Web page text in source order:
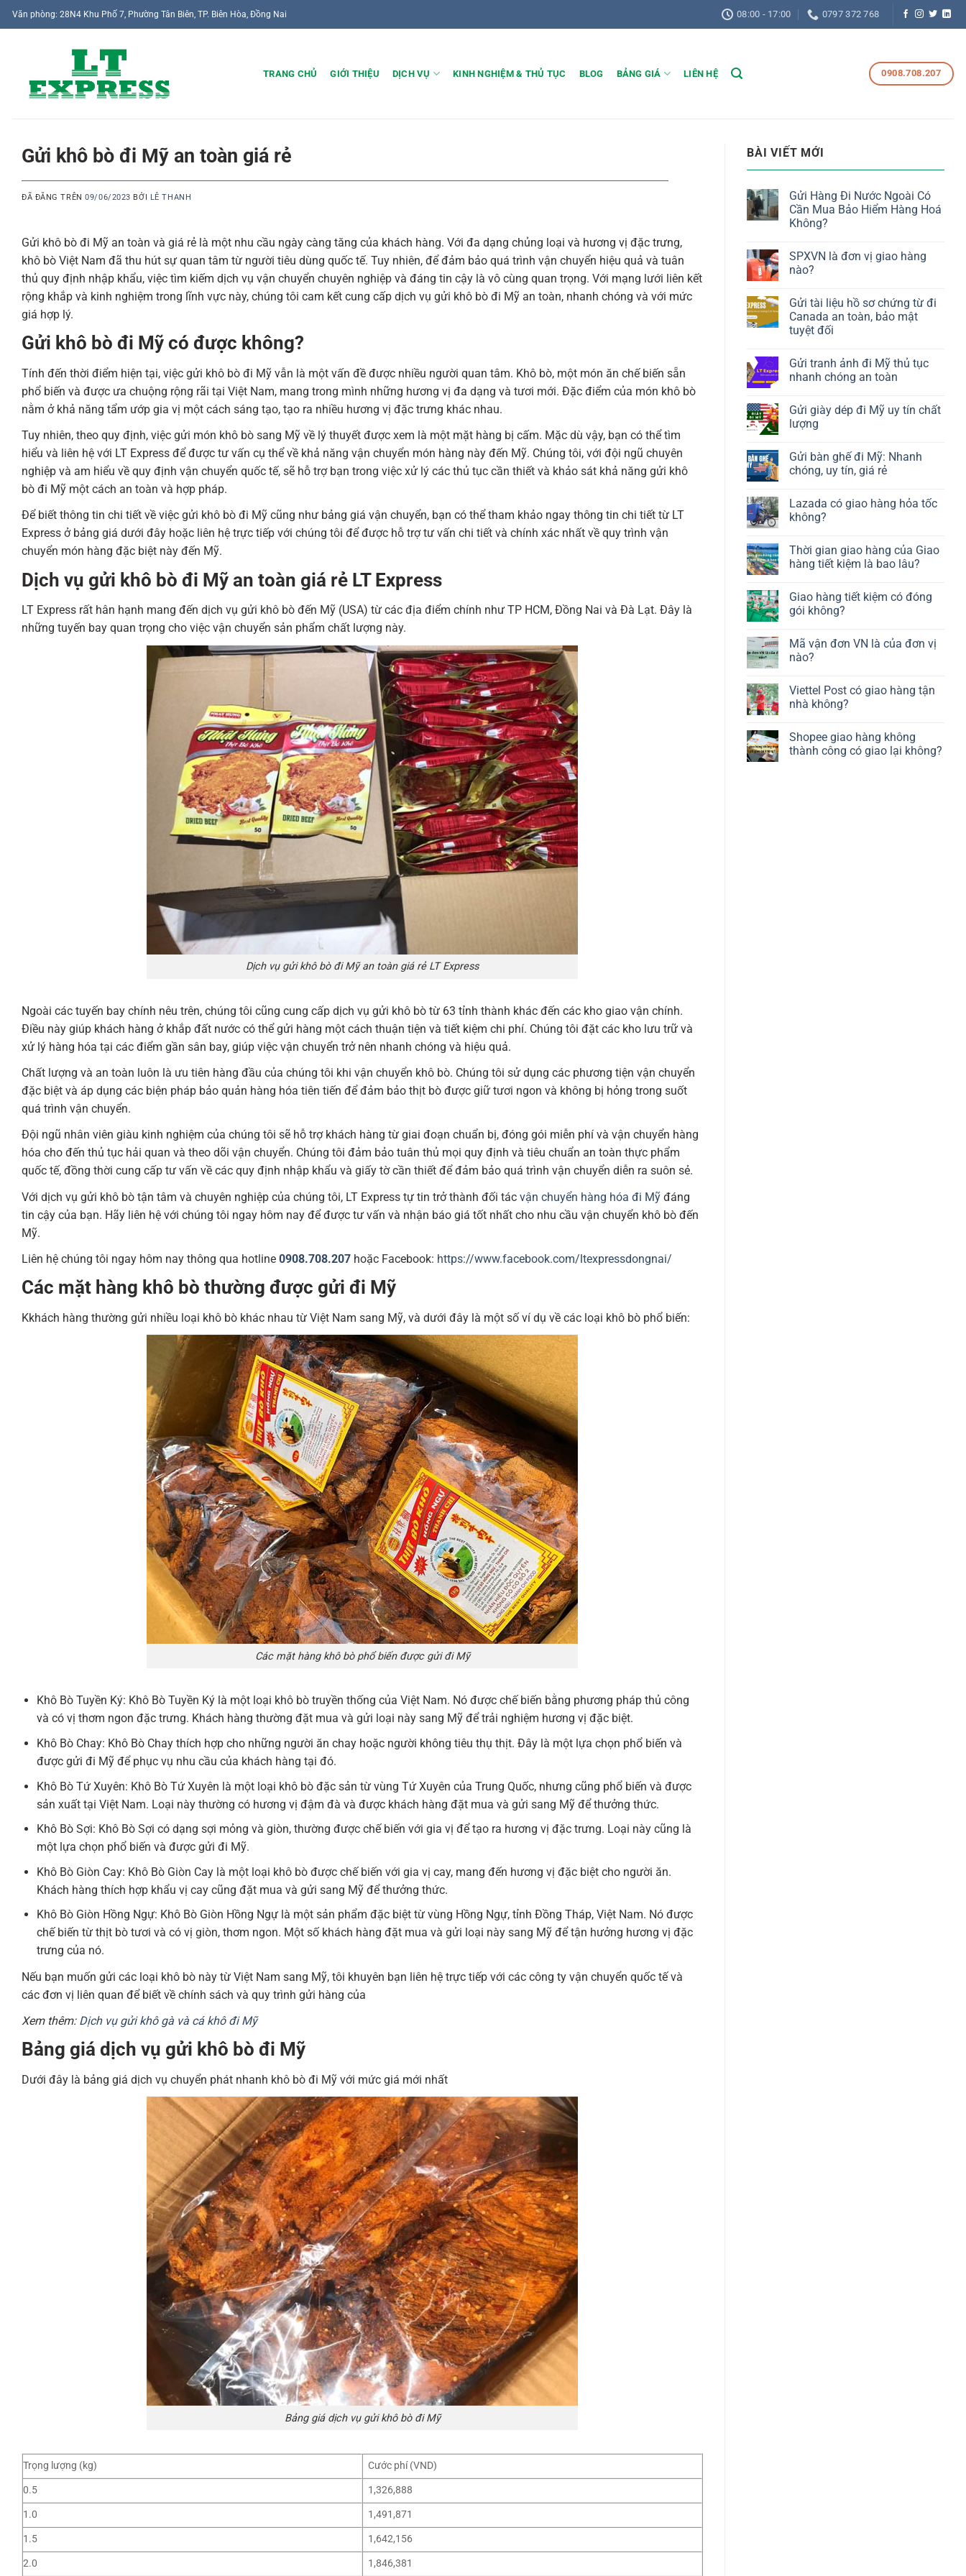
Chuyển
đến
Văn phòng: 28N4 Khu Phố 7, Phường Tân Biên, TP. Biên Hòa, Đồng Nai 08:00 - 17:00 0797 372 768
TRANG CHỦ GIỚI THIỆU DỊCH VỤ KINH NGHIỆM & THỦ TỤC BLOG BẢNG GIÁ LIÊN HỆ 0908.708.207
Gửi khô bò đi Mỹ an toàn giá rẻ
ĐÃ ĐĂNG TRÊN09/06/2023 BỞI LÊ THANH
Gửi khô bò đi Mỹ an toàn và giá rẻ là một nhu cầu ngày càng tăng của khách hàng. Với đa dạng chủng loại và hương vị đặc trưng,
khô bò Việt Nam đã thu hút sự quan tâm từ người tiêu dùng quốc tế. Tuy nhiên, để đảm bảo quá trình vận chuyển hiệu quả và tuân
thủ quy định nhập khẩu, việc tìm kiếm dịch vụ vận chuyển chuyên nghiệp và đáng tin cậy là vô cùng quan trọng. Với mạng lưới liên kết
rộng khắp và kinh nghiệm trong lĩnh vực này, chúng tôi cam kết cung cấp dịch vụ gửi khô bò đi Mỹ an toàn, nhanh chóng và với mức
giá hợp lý.
Gửi khô bò đi Mỹ có được không?
Tính đến thời điểm hiện tại, việc gửi khô bò đi Mỹ vẫn là một vấn đề được nhiều người quan tâm. Khô bò, một món ăn chế biến sẵn
phổ biến và được ưa chuộng rộng rãi tại Việt Nam, mang trong mình những hương vị đa dạng và tươi mới. Đặc điểm của món khô bò
nằm ở khả năng tẩm ướp gia vị một cách sáng tạo, tạo ra nhiều hương vị đặc trưng khác nhau.
Tuy nhiên, theo quy định, việc gửi món khô bò sang Mỹ về lý thuyết được xem là một mặt hàng bị cấm. Mặc dù vậy, bạn có thể tìm
hiểu và liên hệ với LT Express để được tư vấn cụ thể về khả năng vận chuyển món hàng này đến Mỹ. Chúng tôi, với đội ngũ chuyên
nghiệp và am hiểu về quy định vận chuyển quốc tế, sẽ hỗ trợ bạn trong việc xử lý các thủ tục cần thiết và khảo sát khả năng gửi khô
bò đi Mỹ một cách an toàn và hợp pháp.
Để biết thông tin chi tiết về việc gửi khô bò đi Mỹ cũng như bảng giá vận chuyển, bạn có thể tham khảo ngay thông tin chi tiết từ LT
Express ở bảng giá dưới đây hoặc liên hệ trực tiếp với chúng tôi để được hỗ trợ tư vấn chi tiết và chính xác nhất về quy trình vận
chuyển món hàng đặc biệt này đến Mỹ.
Dịch vụ gửi khô bò đi Mỹ an toàn giá rẻ LT Express
LT Express rất hân hạnh mang đến dịch vụ gửi khô bò đến Mỹ (USA) từ các địa điểm chính như TP HCM, Đồng Nai và Đà Lạt. Đây là
những tuyến bay quan trọng cho việc vận chuyển sản phẩm chất lượng này.
Dịch vụ gửi khô bò đi Mỹ an toàn giá rẻ LT Express
Ngoài các tuyến bay chính nêu trên, chúng tôi cũng cung cấp dịch vụ gửi khô bò từ 63 tỉnh thành khác đến các kho giao vận chính.
Điều này giúp khách hàng ở khắp đất nước có thể gửi hàng một cách thuận tiện và tiết kiệm chi phí. Chúng tôi đặt các kho lưu trữ và
xử lý hàng hóa tại các điểm gần sân bay, giúp việc vận chuyển trở nên nhanh chóng và hiệu quả.
Chất lượng và an toàn luôn là ưu tiên hàng đầu của chúng tôi khi vận chuyển khô bò. Chúng tôi sử dụng các phương tiện vận chuyển
đặc biệt và áp dụng các biện pháp bảo quản hàng hóa tiên tiến để đảm bảo thịt bò được giữ tươi ngon và không bị hỏng trong suốt
quá trình vận chuyển.
Đội ngũ nhân viên giàu kinh nghiệm của chúng tôi sẽ hỗ trợ khách hàng từ giai đoạn chuẩn bị, đóng gói miễn phí và vận chuyển hàng
hóa cho đến thủ tục hải quan và theo dõi vận chuyển. Chúng tôi đảm bảo tuân thủ mọi quy định và tiêu chuẩn an toàn thực phẩm
quốc tế, đồng thời cung cấp tư vấn về các quy định nhập khẩu và giấy tờ cần thiết để đảm bảo quá trình vận chuyển diễn ra suôn sẻ.
Với dịch vụ gửi khô bò tận tâm và chuyên nghiệp của chúng tôi, LT Express tự tin trở thành đối tác vận chuyển hàng hóa đi Mỹ đáng
tin cậy của bạn. Hãy liên hệ với chúng tôi ngay hôm nay để được tư vấn và nhận báo giá tốt nhất cho nhu cầu vận chuyển khô bò đến
Mỹ.
Liên hệ chúng tôi ngay hôm nay thông qua hotline 0908.708.207 hoặc Facebook: https://www.facebook.com/ltexpressdongnai/
Các mặt hàng khô bò thường được gửi đi Mỹ
Kkhách hàng thường gửi nhiều loại khô bò khác nhau từ Việt Nam sang Mỹ, và dưới đây là một số ví dụ về các loại khô bò phổ biến:
Các mặt hàng khô bò phổ biến được gửi đi Mỹ
Khô Bò Tuyền Ký: Khô Bò Tuyền Ký là một loại khô bò truyền thống của Việt Nam. Nó được chế biến bằng phương pháp thủ công
và có vị thơm ngon đặc trưng. Khách hàng thường đặt mua và gửi loại này sang Mỹ để trải nghiệm hương vị đặc biệt.
Khô Bò Chay: Khô Bò Chay thích hợp cho những người ăn chay hoặc người không tiêu thụ thịt. Đây là một lựa chọn phổ biến và
được gửi đi Mỹ để phục vụ nhu cầu của khách hàng tại đó.
Khô Bò Tứ Xuyên: Khô Bò Tứ Xuyên là một loại khô bò đặc sản từ vùng Tứ Xuyên của Trung Quốc, nhưng cũng phổ biến và được
sản xuất tại Việt Nam. Loại này thường có hương vị đậm đà và được khách hàng đặt mua và gửi sang Mỹ để thưởng thức.
Khô Bò Sợi: Khô Bò Sợi có dạng sợi mỏng và giòn, thường được chế biến với gia vị để tạo ra hương vị đặc trưng. Loại này cũng là
một lựa chọn phổ biến và được gửi đi Mỹ.
Khô Bò Giòn Cay: Khô Bò Giòn Cay là một loại khô bò được chế biến với gia vị cay, mang đến hương vị đặc biệt cho người ăn.
Khách hàng thích hợp khẩu vị cay cũng đặt mua và gửi sang Mỹ để thưởng thức.
Khô Bò Giòn Hồng Ngự: Khô Bò Giòn Hồng Ngự là một sản phẩm đặc biệt từ vùng Hồng Ngự, tỉnh Đồng Tháp, Việt Nam. Nó được
chế biến từ thịt bò tươi và có vị giòn, thơm ngon. Một số khách hàng đặt mua và gửi loại này sang Mỹ để tận hưởng hương vị đặc
trưng của nó.
Nếu bạn muốn gửi các loại khô bò này từ Việt Nam sang Mỹ, tôi khuyên bạn liên hệ trực tiếp với các công ty vận chuyển quốc tế và
các đơn vị liên quan để biết về chính sách và quy trình gửi hàng của
Xem thêm: Dịch vụ gửi khô gà và cá khô đi Mỹ
Bảng giá dịch vụ gửi khô bò đi Mỹ
Dưới đây là bảng giá dịch vụ chuyển phát nhanh khô bò đi Mỹ với mức giá mới nhất
Bảng giá dịch vụ gửi khô bò đi Mỹ
Trọng lượng (kg)
Cước phí (VND)
0.5
1,326,888
1.0
1,491,871
1.5
1,642,156
2.0
1,846,381
BÀI VIẾT MỚI
Gửi Hàng Đi Nước Ngoài Có
Cần Mua Bảo Hiểm Hàng Hoá
Không?
SPXVN là đơn vị giao hàng
nào?
Gửi tài liệu hồ sơ chứng từ đi
Canada an toàn, bảo mật
tuyệt đối
Gửi tranh ảnh đi Mỹ thủ tục
nhanh chóng an toàn
Gửi giày dép đi Mỹ uy tín chất
lượng
Gửi bàn ghế đi Mỹ: Nhanh
chóng, uy tín, giá rẻ
Lazada có giao hàng hỏa tốc
không?
Thời gian giao hàng của Giao
hàng tiết kiệm là bao lâu?
Giao hàng tiết kiệm có đóng
gói không?
Mã vận đơn VN là của đơn vị
nào?
Viettel Post có giao hàng tận
nhà không?
Shopee giao hàng không
thành công có giao lại không?